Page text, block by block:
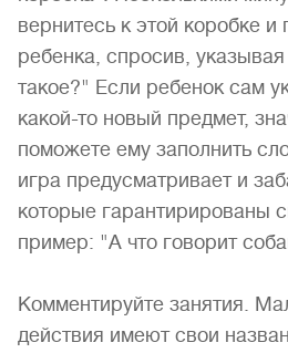
вернитесь к этой коробке и
ребенка, спросив,
такое?" Если ребенок сам
какой-то новый предмет,
поможете ему заполнить
игра предусматривает и
которые гарантирированы
пример: "А что говорит
Комментируйте занятия.
действия имеют свои